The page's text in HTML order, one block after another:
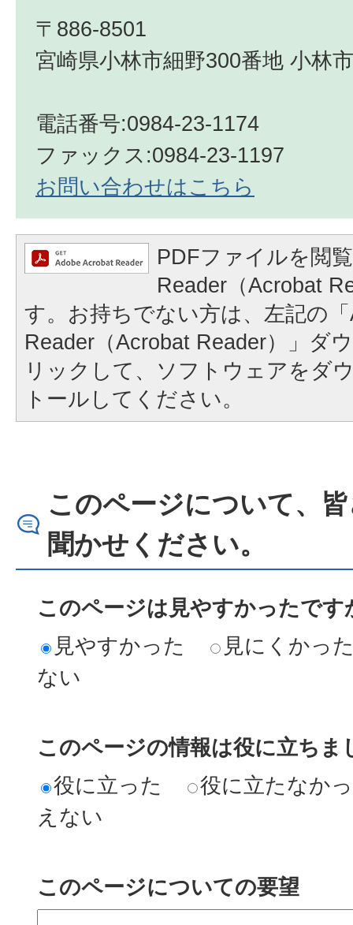
〒886-8501
宮崎県小林市細野300番地 小林
電話番号:0984-23-1174
ファックス:0984-23-1197
お問い合わせはこちら
PDFファイルを閲
Reader（Acrobat
す。お持ちでない方は、左記の
Reader（Acrobat Reader）」ダ
リックして、ソフトウェアをダ
トールしてください。
このページについて、
聞かせください。
このページは見やすかったです
見やすかった
見にくかっ
ない
このページの情報は役に立ちま
役に立った
役に立たなか
えない
このページについての要望